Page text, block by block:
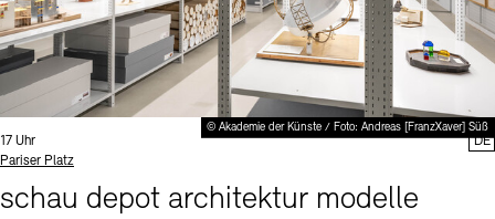
© Akademie der Künste / Foto: Andreas [FranzXaver] Süß
Uhrzeit:
17 Uhr
Standort
Pariser Platz
schau depot architektur modelle
DE